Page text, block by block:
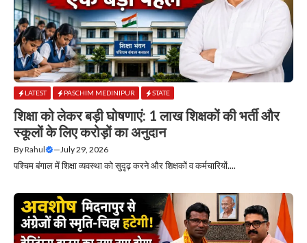
LATEST PASCHIM MEDINIPUR STATE
शिक्षा को लेकर बड़ी घोषणाएं: 1 लाख शिक्षकों की भर्ती और
स्कूलों के लिए करोड़ों का अनुदान
ByRahul — July 29, 2026
पश्चिम बंगाल में शिक्षा व्यवस्था को सुदृढ़ करने और शिक्षकों व कर्मचारियों....